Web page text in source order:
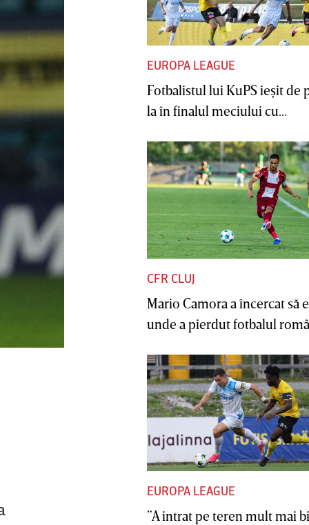
EUROPA LEAGUE
Fotbalistul lui KuPS ieşit de
la în finalul meciului cu...
CFR CLUJ
Mario Camora a încercat să
unde a pierdut fotbalul
EUROPA LEAGUE
”A intrat pe teren mult mai